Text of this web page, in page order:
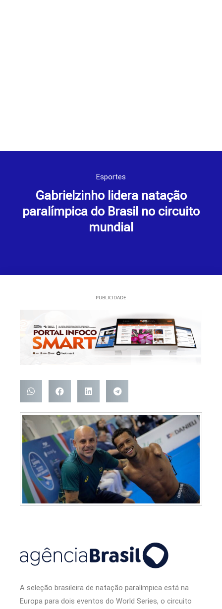
Esportes
Gabrielzinho lidera natação
paralímpica do Brasil no circuito
mundial
PUBLICIDADE
A seleção brasileira de natação paralímpica está na
Europa para dois eventos do World Series, o circuito